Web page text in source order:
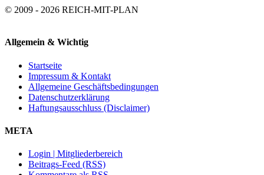
© 2009 - 2026 REICH-MIT-PLAN
Allgemein & Wichtig
Startseite
Impressum & Kontakt
Allgemeine Geschäftsbedingungen
Datenschutzerklärung
Haftungsausschluss (Disclaimer)
META
Login | Mitgliederbereich
Beitrags-Feed (RSS)